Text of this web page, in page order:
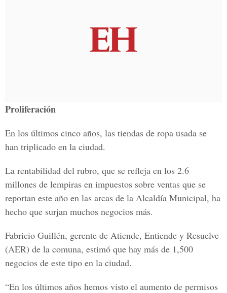
Proliferación
En los últimos cinco años, las tiendas de ropa usada se
han triplicado en la ciudad.
La rentabilidad del rubro, que se refleja en los 2.6
millones de lempiras en impuestos sobre ventas que se
reportan este año en las arcas de la Alcaldía Municipal, ha
hecho que surjan muchos negocios más.
Fabricio Guillén, gerente de Atiende, Entiende y Resuelve
(AER) de la comuna, estimó que hay más de 1,500
negocios de este tipo en la ciudad.
“En los últimos años hemos visto el aumento de permisos